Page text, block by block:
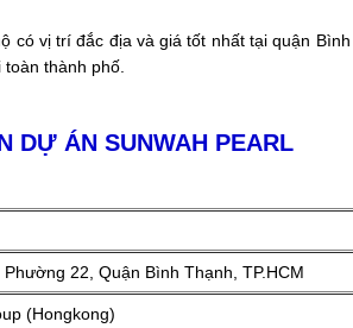
vị trí đắc địa và giá tốt nhất tại quận
thành phố.
DỰ ÁN SUNWAH PEARL
22, Quận Bình Thạnh, TP.HCM
(Hongkong)